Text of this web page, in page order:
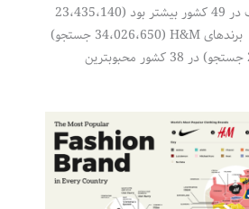
نایک محبوب‌ترین مارک در 49 کشور بیشتر بود (23،435،140
جستجو) و به دنبال آن برندهای H&M (34،026،650 جستجو)
و Zara (28،798،130 جستجو) در 38 کشور محبوبترین